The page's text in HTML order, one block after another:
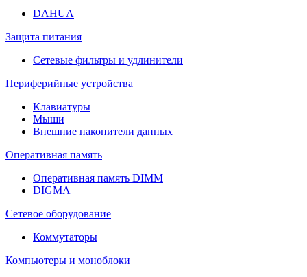
DAHUA
Защита питания
Сетевые фильтры и удлинители
Периферийные устройства
Клавиатуры
Мыши
Внешние накопители данных
Оперативная память
Оперативная память DIMM
DIGMA
Сетевое оборудование
Коммутаторы
Компьютеры и моноблоки